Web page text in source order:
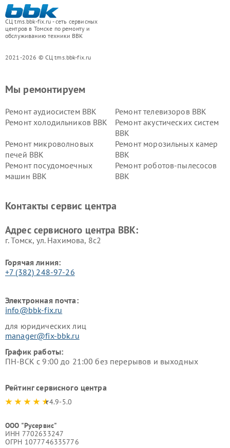
СЦ tms.bbk-fix.ru - сеть сервисных
центров в Томске по ремонту и
обслуживанию техники BBK
2021-2026 © СЦ tms.bbk-fix.ru
Мы ремонтируем
Ремонт аудиосистем BBK
Ремонт телевизоров BBK
Ремонт холодильников BBK
Ремонт акустических систем
BBK
Ремонт микроволновых
печей BBK
Ремонт морозильных камер
BBK
Ремонт посудомоечных
машин BBK
Ремонт роботов-пылесосов
BBK
Ремонт винных шкафов BBK
Контакты сервис центра
Адрес сервисного центра BBK:
г. Томск, ул. Нахимова, 8с2
Горячая линия:
+7 (382) 248-97-26
Электронная почта:
info@bbk-fix.ru
для юридических лиц
manager@fix-bbk.ru
График работы:
ПН-ВСК с 9:00 до 21:00 без перерывов и выходных
Рейтинг сервисного центра
4.9-5.0
ООО "Русервис"
ИНН 7702633247
ОГРН 1077746335776